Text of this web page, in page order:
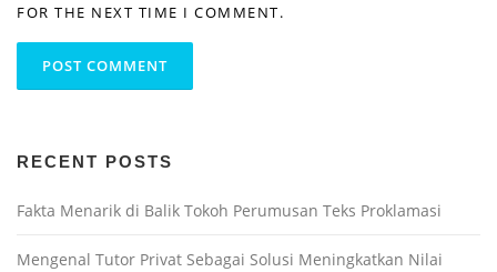
FOR THE NEXT TIME I COMMENT.
RECENT POSTS
Fakta Menarik di Balik Tokoh Perumusan Teks Proklamasi
Mengenal Tutor Privat Sebagai Solusi Meningkatkan Nilai